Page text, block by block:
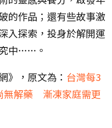
的作品；還有些故事激
入探索，投身於解開運
中……。
》，原文為： 台灣每3
無解藥 漸凍家庭需更